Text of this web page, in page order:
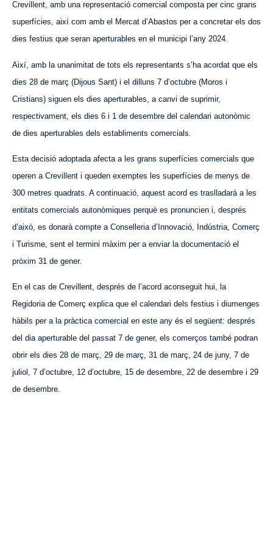
Crevillent, amb una representació comercial composta per cinc grans
superfícies, així com amb el Mercat d’Abastos per a concretar els dos
dies festius que seran aperturables en el municipi l’any 2024.
Així, amb la unanimitat de tots els representants s’ha acordat que els
dies 28 de març (Dijous Sant) i el dilluns 7 d’octubre (Moros i
Cristians) siguen els dies aperturables, a canvi de suprimir,
respectivament, els dies 6 i 1 de desembre del calendari autonòmic
de dies aperturables dels establiments comercials.
Esta decisió adoptada afecta a les grans superfícies comercials que
operen a Crevillent i queden exemptes les superfícies de menys de
300 metres quadrats. A continuació, aquest acord es traslladarà a les
entitats comercials autonòmiques perquè es pronuncien i, després
d’això, es donarà compte a Conselleria d’Innovació, Indústria, Comerç
i Turisme, sent el termini màxim per a enviar la documentació el
pròxim 31 de gener.
En el cas de Crevillent, després de l’acord aconseguit hui, la
Regidoria de Comerç explica que el calendari dels festius i diumenges
hàbils per a la pràctica comercial en este any és el següent: després
del dia aperturable del passat 7 de gener, els comerços també podran
obrir els dies 28 de març, 29 de març, 31 de març, 24 de juny, 7 de
juliol, 7 d’octubre, 12 d’octubre, 15 de desembre, 22 de desembre i 29
de desembre.